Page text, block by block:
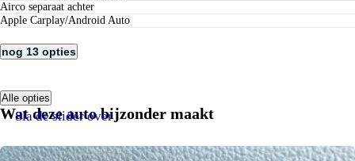
airco separaat achter
Apple Carplay/Android Auto
nog 13 opties
Alle opties
Wat deze auto bijzonder maakt
Sla de slider over